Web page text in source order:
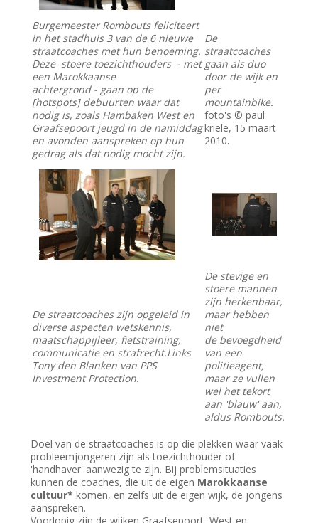
Burgemeester Rombouts feliciteert
in het stadhuis 3 van de 6 nieuwe
straatcoaches met hun benoeming.
Deze stoere toezichthouders - met
een Marokkaanse
achtergrond - gaan op de
[hotspots] debuurten waar dat
nodig is, zoals Hambaken West en
Graafsepoort jeugd in de namiddag
en avonden aanspreken op hun
gedrag als dat nodig mocht zijn.
De
straatcoaches
gaan als duo
door de wijk en
per
mountainbike.
foto's © paul
kriele, 15 maart
2010.
De straatcoaches zijn opgeleid in
diverse aspecten wetskennis,
maatschappijleer, fietstraining,
communicatie en strafrecht.Links
Tony den Blanken van PPS
Investment Protection.
De stevige en
stoere mannen
zijn herkenbaar,
maar hebben
niet
de bevoegdheid
van een
politieagent,
maar ze vullen
wel het tekort
aan 'blauw' aan,
aldus Rombouts.
Doel van de straatcoaches is op die plekken waar vaak
probleemjongeren zijn als toezichthouder of
'handhaver' aanwezig te zijn. Bij problemsituaties
kunnen de coaches, die uit de eigen Marokkaanse
cultuur* komen, en zelfs uit de eigen wijk, de jongens
aanspreken.